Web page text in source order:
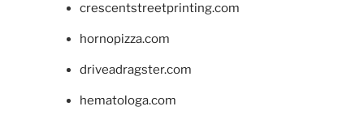
crescentstreetprinting.com
hornopizza.com
driveadragster.com
hematologa.com